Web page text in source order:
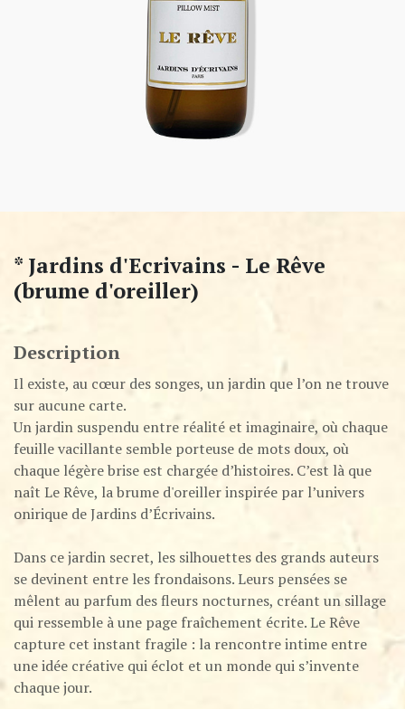
* Jardins d'Ecrivains - Le Rêve
(brume d'oreiller)
Description
Il existe, au cœur des songes, un jardin que l’on ne trouve
sur aucune carte.
Un jardin suspendu entre réalité et imaginaire, où chaque
feuille vacillante semble porteuse de mots doux, où
chaque légère brise est chargée d’histoires. C’est là que
naît Le Rêve, la brume d'oreiller inspirée par l’univers
onirique de Jardins d’Écrivains.
Dans ce jardin secret, les silhouettes des grands auteurs
se devinent entre les frondaisons. Leurs pensées se
mêlent au parfum des fleurs nocturnes, créant un sillage
qui ressemble à une page fraîchement écrite. Le Rêve
capture cet instant fragile : la rencontre intime entre
une idée créative qui éclot et un monde qui s’invente
chaque jour.